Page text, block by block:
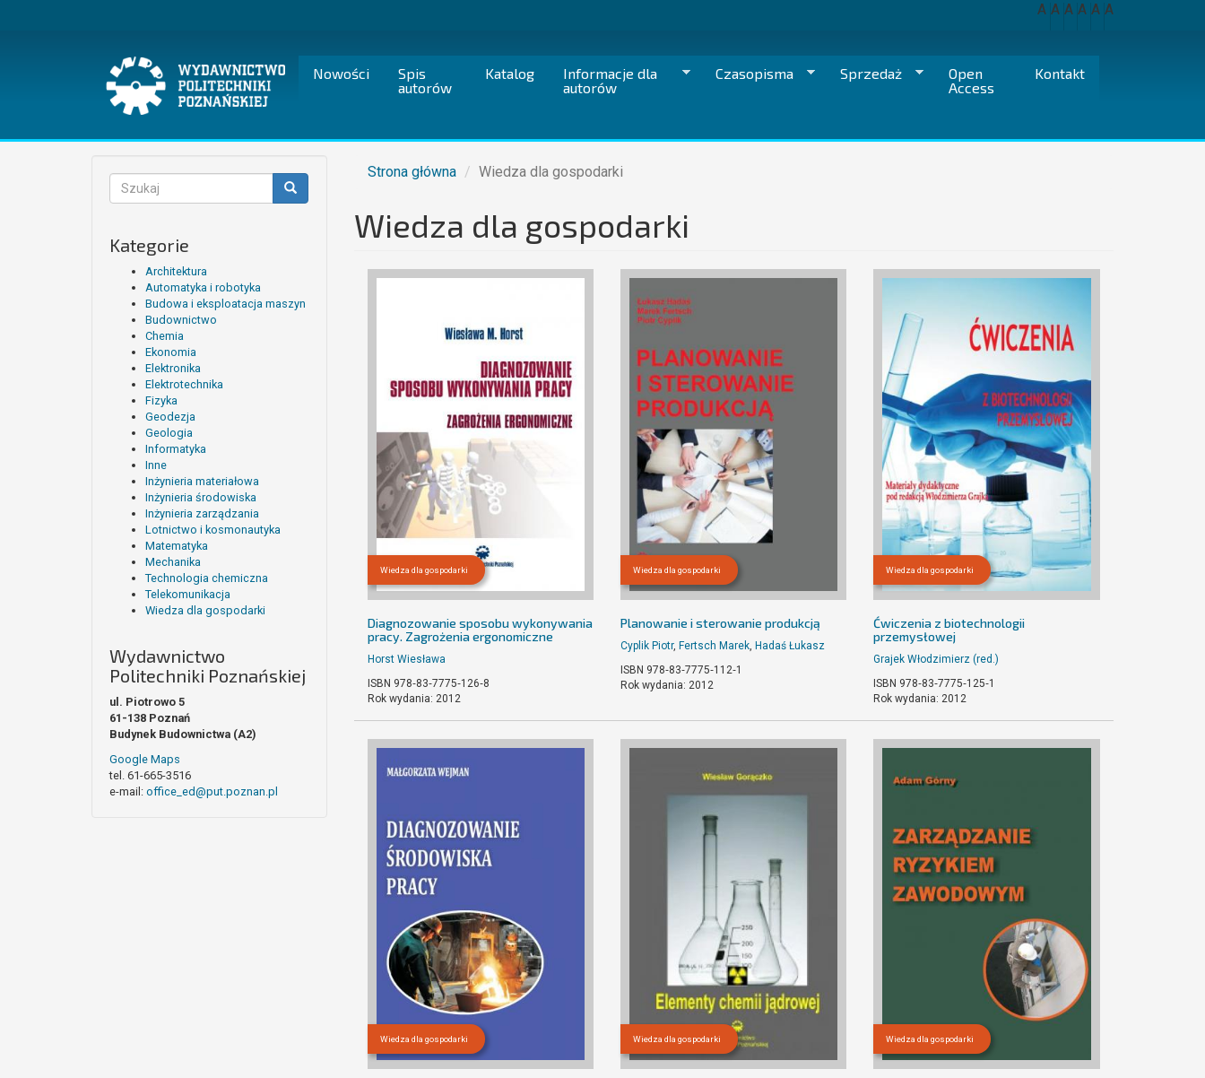
A A A A A A
Nowości
Spis
autorów
Katalog
Informacje dla
autorów
Czasopisma Sprzedaż
Open
Access
Kontakt
Formularz
wyszukiwania
Kategorie
Architektura
Automatyka i robotyka
Budowa i eksploatacja maszyn
Budownictwo
Chemia
Ekonomia
Elektronika
Elektrotechnika
Fizyka
Geodezja
Geologia
Informatyka
Inne
Inżynieria materiałowa
Inżynieria środowiska
Inżynieria zarządzania
Lotnictwo i kosmonautyka
Matematyka
Mechanika
Technologia chemiczna
Telekomunikacja
Wiedza dla gospodarki
Wydawnictwo
Politechniki Poznańskiej
ul. Piotrowo 5
61-138 Poznań
Budynek Budownictwa (A2)
Google Maps
tel. 61-665-3516
e-mail: office_ed@put.poznan.pl
Strona główna Wiedza dla gospodarki
Wiedza dla gospodarki
Wiedza dla gospodarki
Diagnozowanie sposobu wykonywania
pracy. Zagrożenia ergonomiczne
Horst Wiesława
ISBN 978‐83‐7775‐126‐8
Rok wydania: 2012
Wiedza dla gospodarki
Planowanie i sterowanie produkcją
Cyplik Piotr, Fertsch Marek, Hadaś Łukasz
ISBN 978‐83‐7775‐112‐1
Rok wydania: 2012
Wiedza dla gospodarki
Ćwiczenia z biotechnologii
przemysłowej
Grajek Włodzimierz (red.)
ISBN 978‐83‐7775‐125‐1
Rok wydania: 2012
Wiedza dla gospodarki Wiedza dla gospodarki Wiedza dla gospodarki